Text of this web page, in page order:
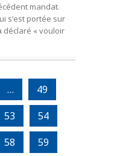
mandat.
s’est portée sur
déclaré « vouloir
…
49
53
54
58
59